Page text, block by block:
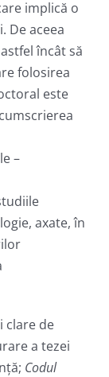
implică o
De aceea
încât să
folosirea
este
–
axate, în
clare de
a tezei
Codul